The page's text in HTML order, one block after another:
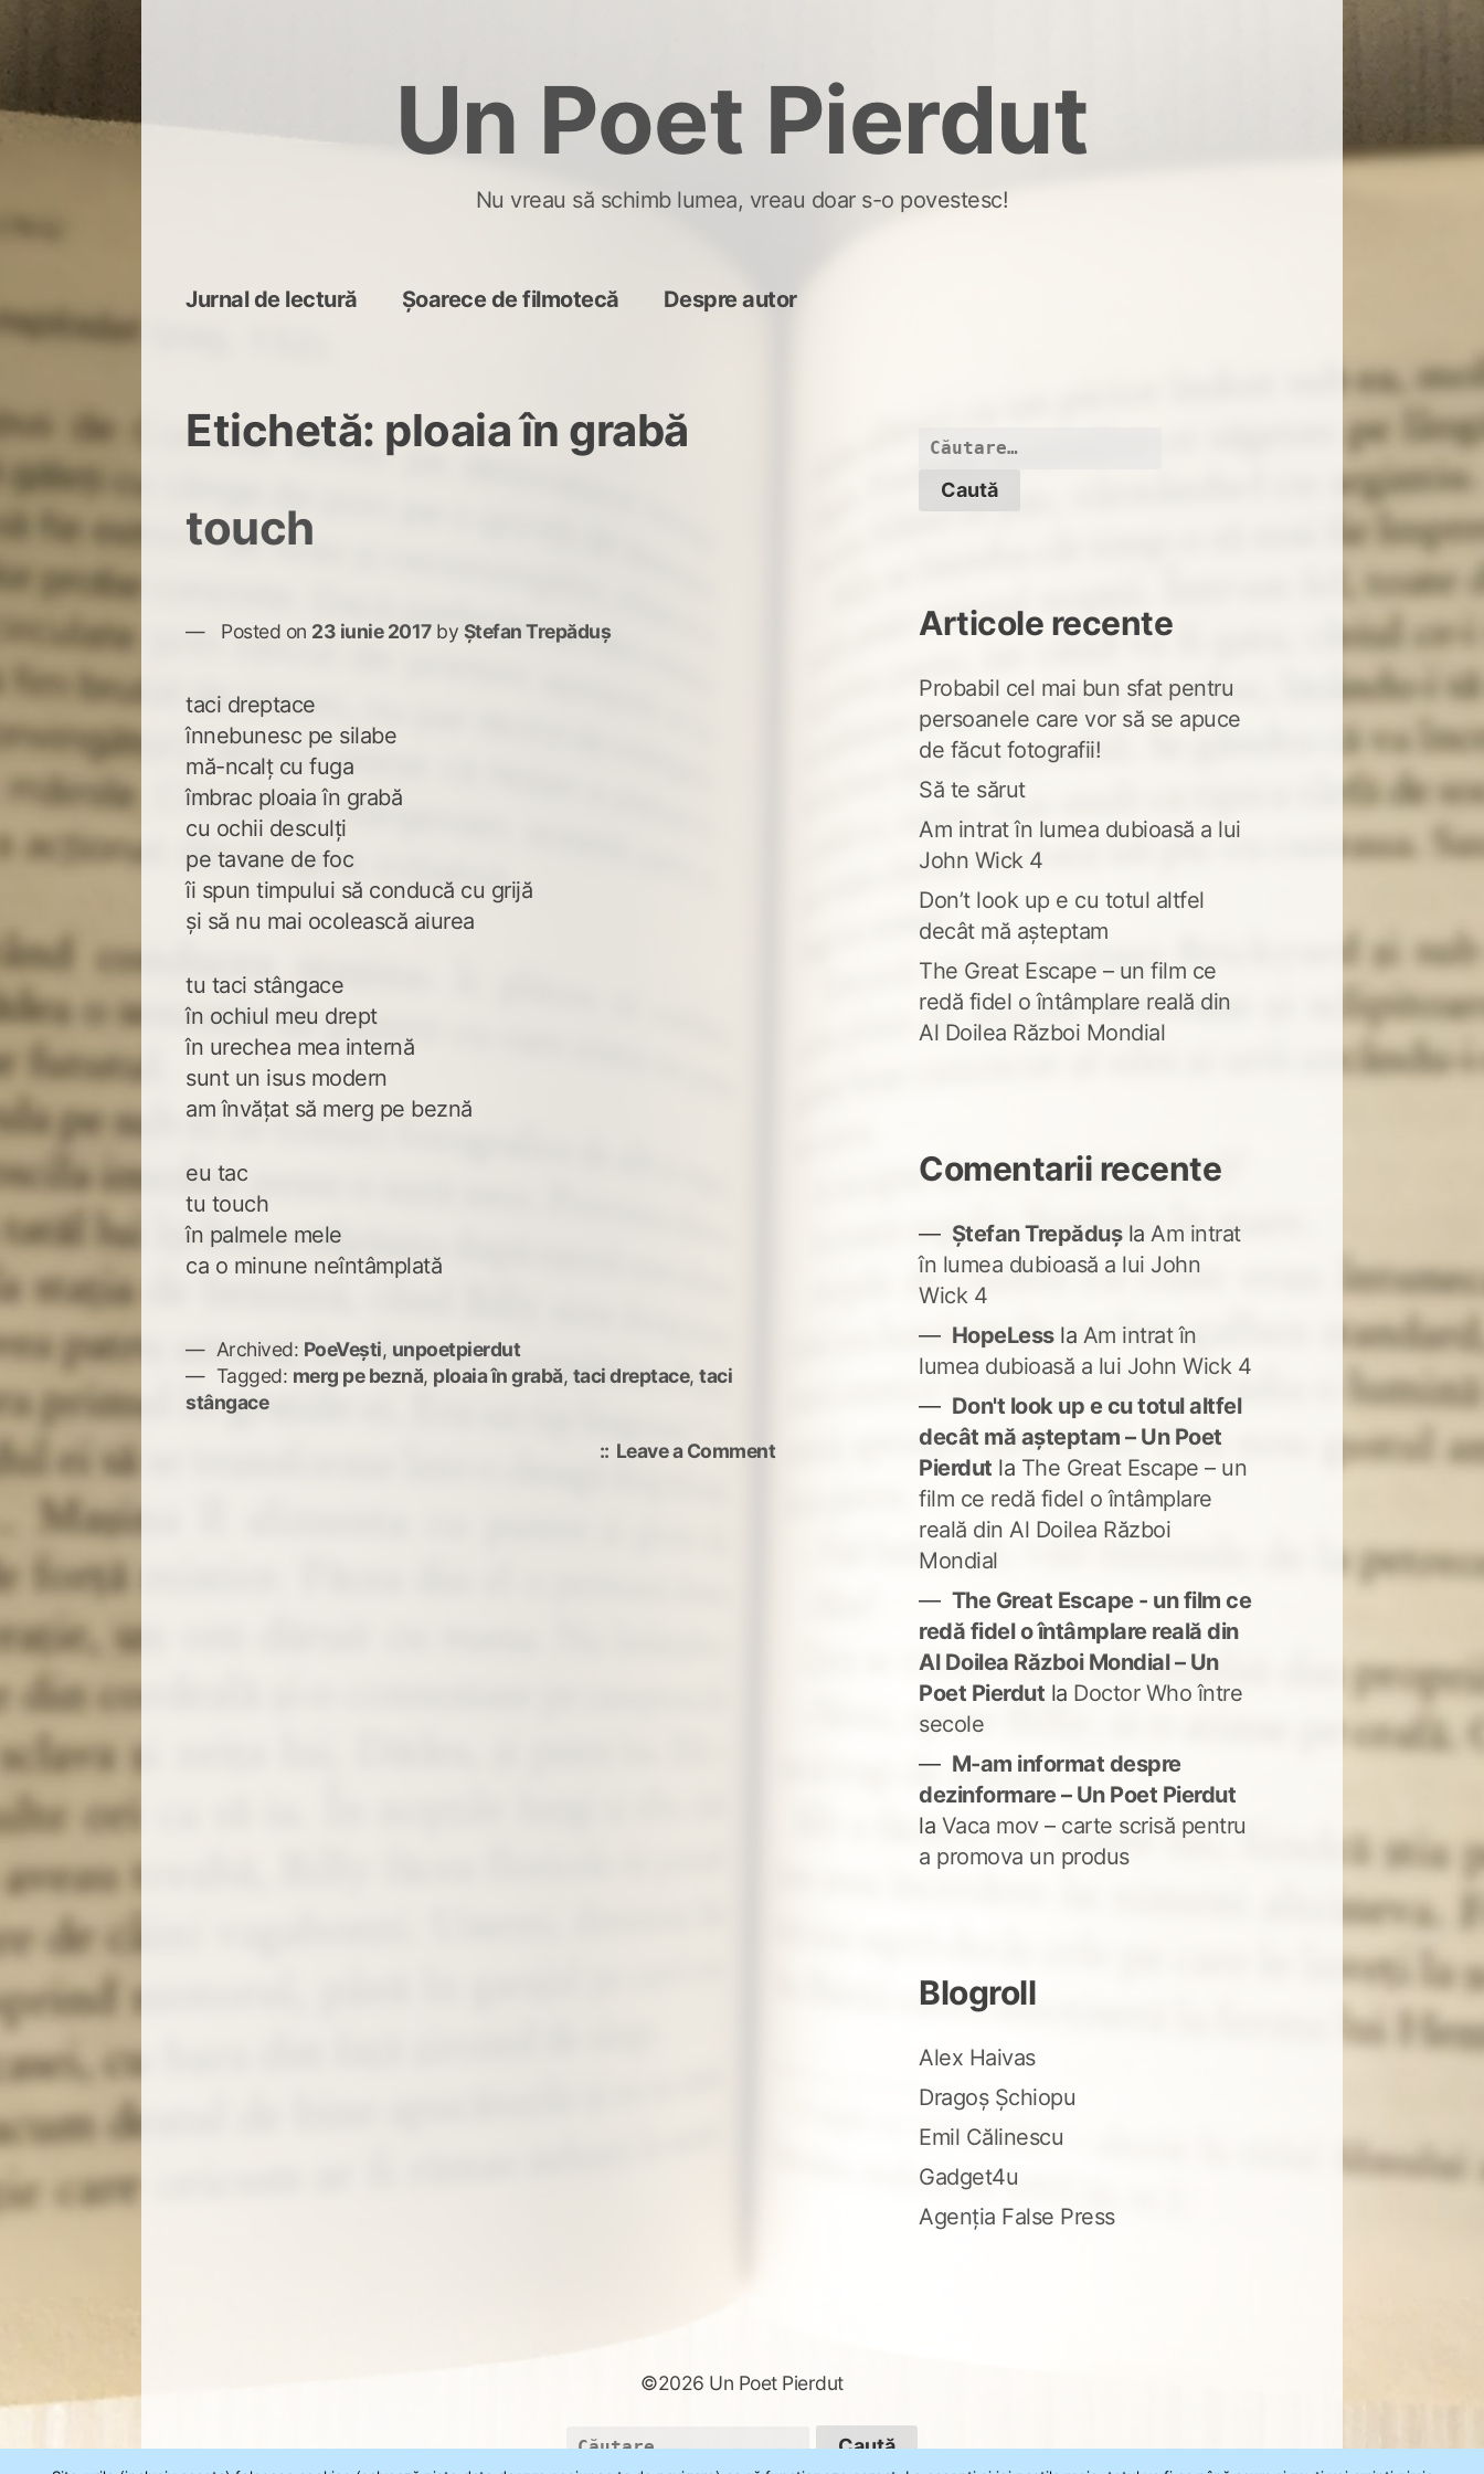
Un Poet Pierdut
Nu vreau să schimb lumea, vreau doar s-o povestesc!
Jurnal de lectură Șoarece de filmotecă Despre autor
Etichetă: ploaia în grabă
touch
Posted on 23 iunie 2017by Ștefan Trepăduș
taci dreptace
înnebunesc pe silabe
mă-ncalț cu fuga
îmbrac ploaia în grabă
cu ochii desculți
pe tavane de foc
îi spun timpului să conducă cu grijă
și să nu mai ocolească aiurea
tu taci stângace
în ochiul meu drept
în urechea mea internă
sunt un isus modern
am învățat să merg pe beznă
eu tac
tu touch
în palmele mele
ca o minune neîntâmplată
Archived: PoeVești, unpoetpierdut
Tagged: merg pe beznă, ploaia în grabă, taci dreptace,taci
stângace
Leave a Commenton
Caută
Articole recente
Probabil cel mai bun sfat pentru
persoanele care vor să se apuce
de făcut fotografii!
Să te sărut
Am intrat în lumea dubioasă a lui
John Wick 4
Don’t look up e cu totul altfel
decât mă așteptam
The Great Escape – un film ce
redă fidel o întâmplare reală din
Al Doilea Război Mondial
Comentarii recente
Ștefan Trepădușla Am intrat
în lumea dubioasă a lui John
Wick 4
HopeLessla Am intrat în
lumea dubioasă a lui John Wick 4
Don't look up e cu totul altfel
decât mă așteptam – Un Poet
Pierdut la The Great Escape – un
film ce redă fidel o întâmplare
reală din Al Doilea Război
Mondial
The Great Escape - un film ce
redă fidel o întâmplare reală din
Al Doilea Război Mondial – Un
Poet Pierdut la Doctor Who între
secole
M-am informat despre
dezinformare – Un Poet Pierdut
la Vaca mov – carte scrisă pentru
a promova un produs
Blogroll
Alex Haivas
Dragoș Șchiopu
Emil Călinescu
Gadget4u
Agenția False Press
©2026 Un Poet Pierdut
Caută